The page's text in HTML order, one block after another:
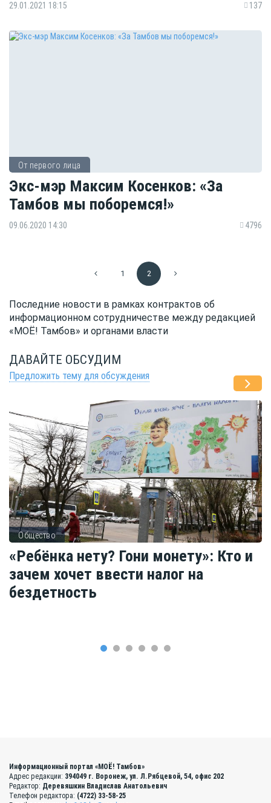
29.01.2021 18:15 137
От первого лица
Экс-мэр Максим Косенков: «За
Тамбов мы поборемся!»
09.06.2020 14:30 4796
1 2
Последние новости в рамках контрактов об
информационном сотрудничестве между редакцией
«МОЁ! Тамбов» и органами власти
ДАВАЙТЕ ОБСУДИМ
Предложить тему для обсуждения
Общество
«Ребёнка нету? Гони монету»: Кто и
зачем хочет ввести налог на
бездетность
Информационный портал «МОЁ! Тамбов»
Адрес редакции: 394049 г. Воронеж, ул. Л.Рябцевой, 54, офис 202
Редактор: Деревяшкин Владислав Анатольевич
Телефон редактора: (4722) 33-58-25